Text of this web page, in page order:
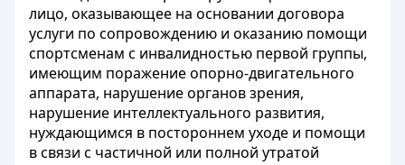
лицо, оказывающее на основании договора
услуги по сопровождению и оказанию помощи
спортсменам с инвалидностью первой группы,
имеющим поражение опорно-двигательного
аппарата, нарушение органов зрения,
нарушение интеллектуального развития,
нуждающимся в постороннем уходе и помощи
в связи с частичной или полной утратой